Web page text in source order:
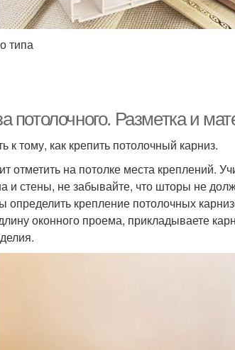
типа
потолочного. Разметка и
к тому, как крепить потолочный карниз.
отметить на потолке места креплений.
и стены, не забывайте, что шторы не
крепление потолочных
оконного проема, прикладываете